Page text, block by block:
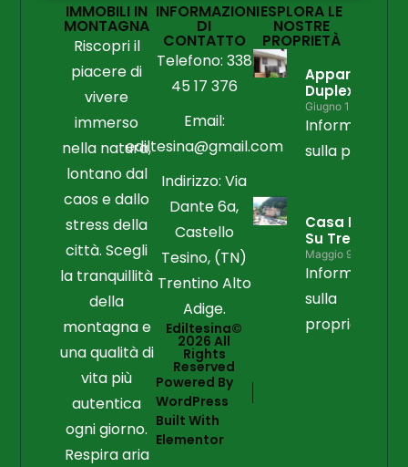
IMMOBILI IN
MONTAGNA
Riscopri il
piacere di
vivere
immerso
nella natura,
lontano dal
caos e dallo
stress della
città. Scegli
la tranquillità
della
montagna e
una qualità di
vita più
autentica
ogni giorno.
Respira aria
INFORMAZIONI
DI
CONTATTO
Telefono: 338
45 17 376
Email:
ediltesina@gmail.com
Indirizzo: Via
Dante 6a,
Castello
Tesino, (TN)
Trentino Alto
Adige.
Ediltesina©
2026 All
Rights
Reserved
Powered By
WordPress
Built With
Elementor
ESPLORA LE
NOSTRE
PROPRIETÀ
Duplex
Giugno 15, 2026
Informazioni
sulla
Casa Libera
Su Tre Lati
Maggio 9, 2026
Informazioni
sulla
proprietà